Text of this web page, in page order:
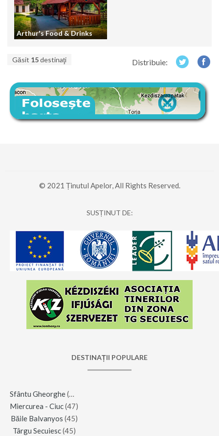
Arthur's Food & Drinks
Găsit 15destinaţi Distribuie:
© 2021 Ținutul Apelor, All Rights Reserved.
SUSȚINUT DE:
DESTINAȚII POPULARE
Sfântu Gheorghe(123)
Miercurea - Ciuc(47)
Băile Balvanyos (45)
Târgu Secuiesc(45)